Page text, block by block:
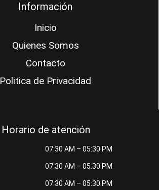
Información
Inicio
Quienes Somos
Contacto
Politica de Privacidad
Horario de atención
07:30 AM – 05:30 PM
07:30 AM – 05:30 PM
07:30 AM – 05:30 PM